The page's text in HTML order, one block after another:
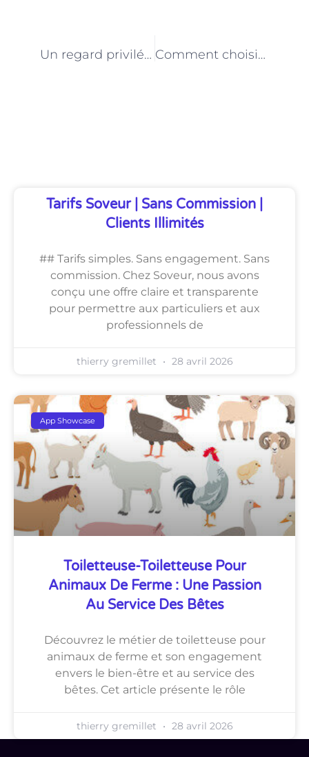
Un regard privilégié sur le métier de pensionnat pour chiens et chats à Paris Comment choisir le meilleur pensionnat pour votre chien ou chat à Paris
Tarifs Soveur | Sans Commission |
Clients Illimités
## Tarifs simples. Sans engagement. Sans
commission. Chez Soveur, nous avons
conçu une offre claire et transparente
pour permettre aux particuliers et aux
professionnels de
thierry gremillet 28 avril 2026
App Showcase
Toiletteuse-Toiletteuse Pour
Animaux De Ferme : Une Passion
Au Service Des Bêtes
Découvrez le métier de toiletteuse pour
animaux de ferme et son engagement
envers le bien-être et au service des
bêtes. Cet article présente le rôle
thierry gremillet 28 avril 2026